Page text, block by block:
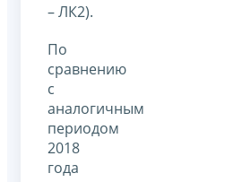
– ЛК2).
По
сравнению
с
аналогичным
периодом
2018
года